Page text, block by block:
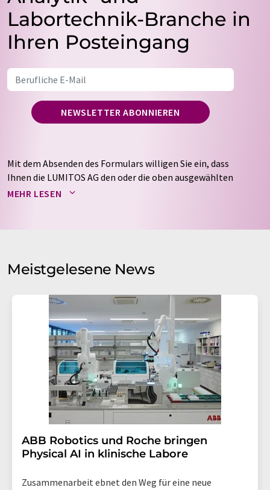
Labortechnik-Branche in
Ihren Posteingang
NEWSLETTER ABONNIEREN
Mit dem Absenden des Formulars willigen Sie ein, dass
Ihnen die LUMITOS AG den oder die oben ausgewählten
Newsletter per E-Mail zusendet. Ihre Daten werden
auf Basis unserer
. LUMITOS darf
Meinungsforschung per E-Mail kontaktieren. Ihre
Einwilligung können Sie jederzeit ohne Angabe von
Str. 2, 12489 Berlin oder per E-Mail unter
widerruf@lumitos.commit Wirkung für die Zukunft
widerrufen. Zudem ist in jeder E-Mail ein Link zur
Abbestellung des entsprechenden Newsletters
enthalten.
MEHR LESEN
Meistgelesene News
​​​​​​​ABB Robotics und Roche bringen
Physical AI in klinische Labore
Zusammenarbeit ebnet den Weg für eine neue